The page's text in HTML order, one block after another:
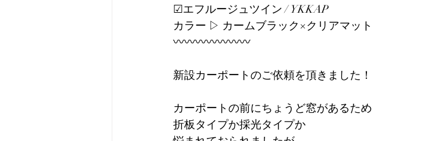
☑︎エフルージュツイン / YKKAP
カラー ▷ カームブラック×クリアマット
〰〰〰〰〰〰〰
新設カーポートのご依頼を頂きました！
カーポートの前にちょうど窓があるため
折板タイプか採光タイプか